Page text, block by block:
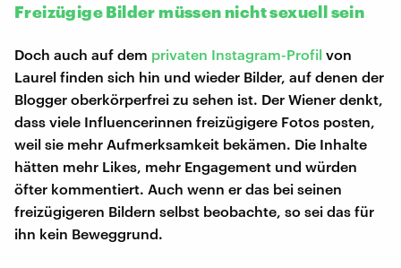
Freizügige Bilder müssen nicht sexuell sein
Doch auch auf dem privaten Instagram-Profil von
Laurel finden sich hin und wieder Bilder, auf denen der
Blogger oberkörperfrei zu sehen ist. Der Wiener denkt,
dass viele Influencerinnen freizügigere Fotos posten,
weil sie mehr Aufmerksamkeit bekämen. Die Inhalte
hätten mehr Likes, mehr Engagement und würden
öfter kommentiert. Auch wenn er das bei seinen
freizügigeren Bildern selbst beobachte, so sei das für
ihn kein Beweggrund.